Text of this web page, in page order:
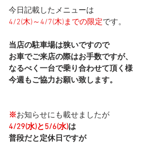
今日記載したメニューは
4/2(木)～4/7(木)までの限定です。
当店の駐車場は狭いですので
お車でご来店の際はお手数ですが、
なるべく一台で乗り合わせて頂く様
今週もご協力お願い致します。
※お知らせにも載せましたが
4/29(水)と5/6(水)は
普段だと定休日ですが